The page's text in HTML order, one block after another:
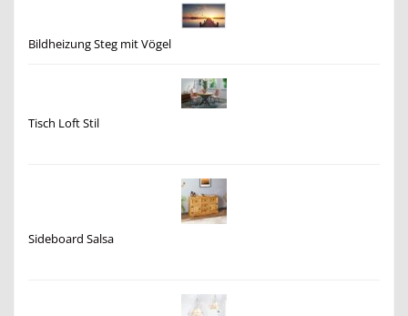
Bildheizung Steg mit Vögel
Tisch Loft Stil
Sideboard Salsa